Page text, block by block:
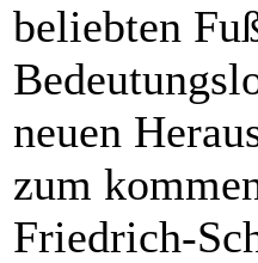
beliebten
neuen
zum
Friedrich-